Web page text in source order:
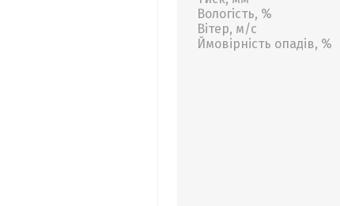
Вологість, %
Вітер, м/с
Ймовірність опадів, %